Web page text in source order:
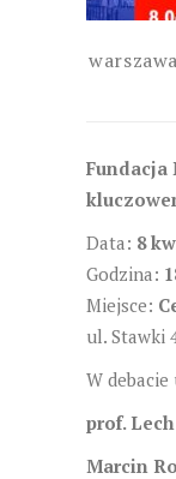
warszawa
Fundacja
Data: 8
Godzina:
Miejsce:
ul. Stawki
W debacie
prof.
Marcin